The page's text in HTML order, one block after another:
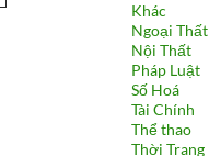
Khác
Ngoại Thất
Nội Thất
Pháp Luật
Số Hoá
Tài Chính
Thể thao
Thời Trang